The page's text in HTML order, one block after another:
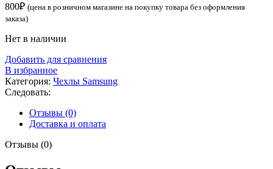
800₽ (цена в розничном магазине на покупку товара без оформления
заказа)
Нет в наличии
Добавить для сравнения
В избранное
Категория: Чехлы Samsung
Следовать:
Отзывы (0)
Доставка и оплата
Отзывы (0)